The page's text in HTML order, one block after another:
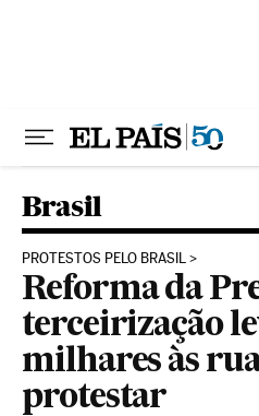
Brasil
PROTESTOS PELO BRASIL
Reforma da
terceirização
milhares às
protestar